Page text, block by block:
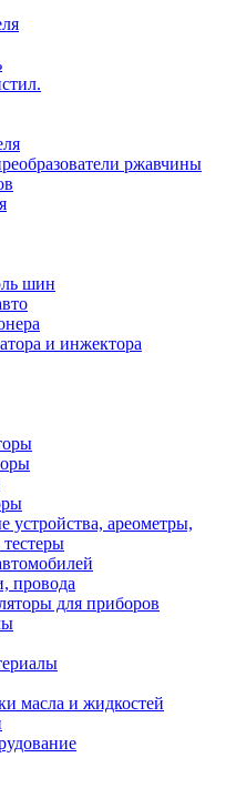
ржавчины
шин
и инжектора
устройства, ареометры,
провода
для приборов
масла и жидкостей